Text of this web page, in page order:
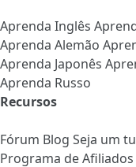
Aprenda Inglês
Aprenda Alemão
Aprenda Japonês
Aprenda Russo
Recursos
Fórum Blog Seja um
Programa de Afiliados